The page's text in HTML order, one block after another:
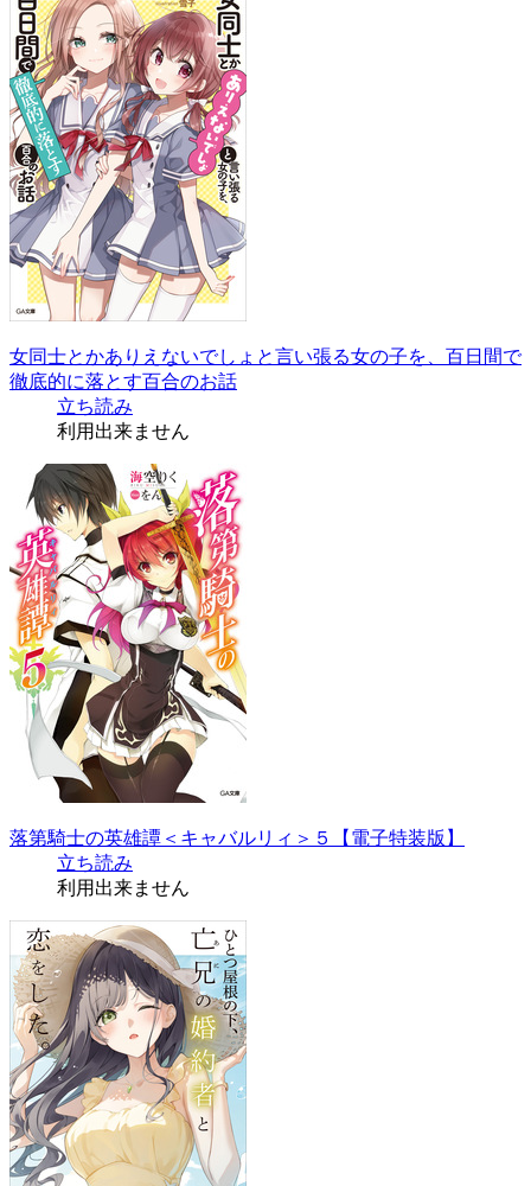
女同士とかありえないでしょと言い張る女の子を、百日間で
徹底的に落とす百合のお話
立ち読み
利用出来ません
落第騎士の英雄譚＜キャバルリィ＞５【電子特装版】
立ち読み
利用出来ません